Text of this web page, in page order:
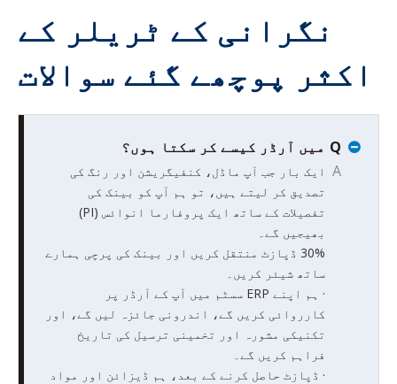
نگرانی کے ٹریلر کے
اکثر پوچھے گئے سوالات
Q میں آرڈر کیسے کر سکتا ہوں؟
A ایک بار جب آپ ماڈل، کنفیگریشن اور رنگ کی
تصدیق کر لیتے ہیں، تو ہم آپ کو بینک کی
تفصیلات کے ساتھ ایک پروفارما انوائس (PI)
بھیجیں گے۔
30% ڈپازٹ منتقل کریں اور بینک کی پرچی ہمارے
ساتھ شیئر کریں۔
· ہم اپنے ERP سسٹم میں آپ کے آرڈر پر
کارروائی کریں گے، اندرونی جائزہ لیں گے، اور
تکنیکی مشورہ اور تخمینی ترسیل کی تاریخ
فراہم کریں گے۔
· ڈپازٹ حاصل کرنے کے بعد، ہم ڈیزائن اور مواد